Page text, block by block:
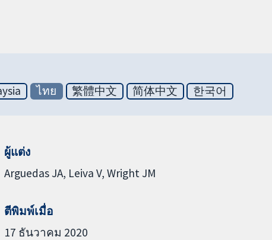
ไทย 繁體中文 简体中文 한국어
ผู้แต่ง
Arguedas JA Leiva V Wright JM
ตีพิมพ์เมื่อ
17 ธันวาคม 2020